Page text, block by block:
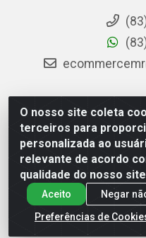
O nosso site coleta
terceiros para
personalizada ao
relevante de acordo
qualidade do nosso
Aceito
Negar
Preferências de
MR Distribuidora - Rua
Distrito Industrial,
CNPJ